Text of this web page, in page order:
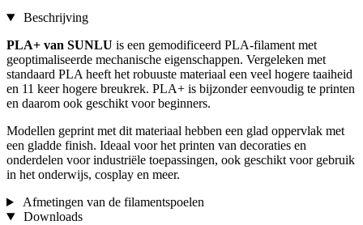
Beschrijving
PLA+ van SUNLU is een gemodificeerd PLA-filament met
geoptimaliseerde mechanische eigenschappen. Vergeleken met
standaard PLA heeft het robuuste materiaal een veel hogere taaiheid
en 11 keer hogere breukrek. PLA+ is bijzonder eenvoudig te printen
en daarom ook geschikt voor beginners.
Modellen geprint met dit materiaal hebben een glad oppervlak met
een gladde finish. Ideaal voor het printen van decoraties en
onderdelen voor industriële toepassingen, ook geschikt voor gebruik
in het onderwijs, cosplay en meer.
Afmetingen van de filamentspoelen
Downloads